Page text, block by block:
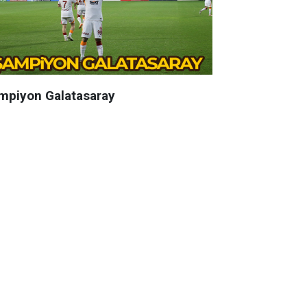
Galatasaray